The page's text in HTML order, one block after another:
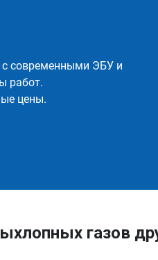
с современными ЭБУ и
работ.
цены.
газов